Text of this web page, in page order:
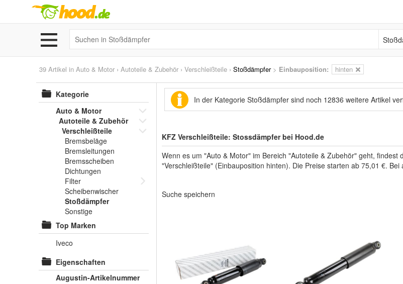
39 Artikel in Auto & Motor › Autoteile & Zubehör › Verschleißteile › Stoßdämpfer> Einbauposition: hinten
Kategorie
Auto & Motor
Autoteile & Zubehör
Verschleißteile
Bremsbeläge
Bremsleitungen
Bremsscheiben
Dichtungen
Filter
Scheibenwischer
Stoßdämpfer
Sonstige
Top Marken
Iveco
Eigenschaften
Augustin-Artikelnummer
In der Kategorie Stoßdämpfer sind noch 12836 weitere Artikel
KFZ Verschleißteile: Stossdämpfer bei Hood.de
Wenn es um "Auto & Motor" im Bereich "Autoteile & Zubehör" geht,
"Verschleißteile" (Einbauposition hinten). Die Preise starten ab 75,01 €.
Suche speichern